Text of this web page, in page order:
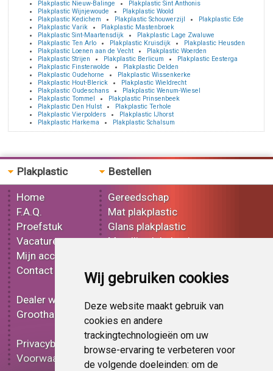
Wij gebruiken cookies
Deze website maakt gebruik van
cookies en andere
trackingtechnologieën om uw
browse-ervaring te verbeteren voor
de volgende doeleinden: om de
Plakplastic Nieuw-Balinge
Plakplastic Sint Anthonis
Plakplastic Wijnjewoude
Plakplastic Woold
Plakplastic Kedichem
Plakplastic Schouwerzijl
Plakplastic Ede
Plakplastic Varik
Plakplastic Mastenbroek
Plakplastic Sint-Maartensdijk
Plakplastic Lage Zwaluwe
Plakplastic Ten Arlo
Plakplastic Kruisdijk
Plakplastic Heusden
Plakplastic Loenen aan de Vecht
Plakplastic Woerden
Plakplastic Strijen
Plakplastic Berlicum
Plakplastic Eesterga
Plakplastic Finsterwolde
Plakplastic Delden
Plakplastic Oudehorne
Plakplastic Wissenkerke
Plakplastic Hout-Blerick
Plakplastic Wieldrecht
Plakplastic Oudeschans
Plakplastic Wenum-Wiesel
Plakplastic Tommel
Plakplastic Prinsenbeek
Plakplastic Den Hulst
Plakplastic Terhole
Plakplastic Vierpolders
Plakplastic IJhorst
Plakplastic Harkema
Plakplastic Schalsum
Plakplastic
Home
F.A.Q.
Proefstuk
Vacatures
Mijn account
Contact
Dealer worden
Groothandel
Privacybeleid
Voorwaarden
Bestellen
Gereedschap
Mat plakplastic
Glans plakplastic
Metallic plakplastic
Effect plakplastic
Bedrukt plakplastic
Carbon plakplastic
Lampen folie
Functionele folie
Plakplastic korting
Op bestelling